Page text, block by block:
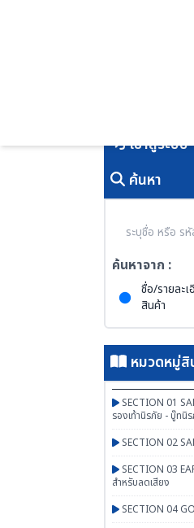
เข้าสู่ระบบ
ค้นหา
ค้นหาจาก :
ชื่อ/รายละ
สินค้า
หมวดหมู่สิ
SECTION 01
รองเท้านิรภัย - บู๊ทนิ
SECTION 02
SECTION 03
สำหรับลดเสียง
SECTION 04